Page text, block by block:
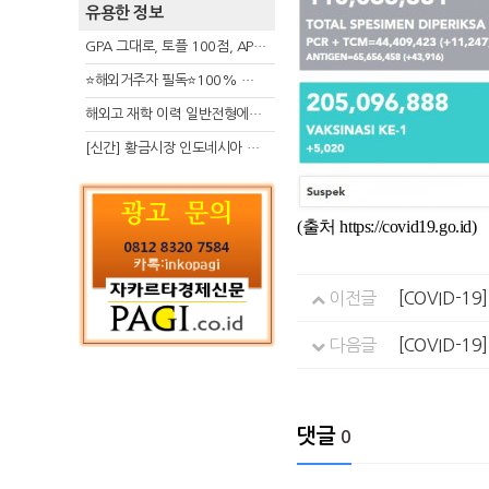
유용한 정보
GPA 그대로, 토플 100점, AP 막막 — 원인은 하나입니다
⭐해외거주자 필독⭐100% 온라인 마지막 한국어교원 2급 추가모집 (~8/2)
해외고 재학 이력 일반전형에서 분명한 입시 강점 살리는 전략
[신간] 황금시장 인도네시아 슈퍼리치의 성공 수업
(출처 https://covid19.go.id)
이전글 [COVID-
다음글 [COVID-
댓글 0